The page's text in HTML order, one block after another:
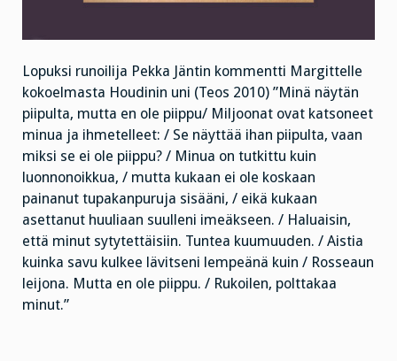
Lopuksi runoilija Pekka Jäntin kommentti Margittelle
kokoelmasta Houdinin uni (Teos 2010) ”Minä näytän
piipulta, mutta en ole piippu/ Miljoonat ovat katsoneet
minua ja ihmetelleet: / Se näyttää ihan piipulta, vaan
miksi se ei ole piippu? / Minua on tutkittu kuin
luonnonoikkua, / mutta kukaan ei ole koskaan
painanut tupakanpuruja sisääni, / eikä kukaan
asettanut huuliaan suulleni imeäkseen. / Haluaisin,
että minut sytytettäisiin. Tuntea kuumuuden. / Aistia
kuinka savu kulkee lävitseni lempeänä kuin / Rosseaun
leijona. Mutta en ole piippu. / Rukoilen, polttakaa
minut.”